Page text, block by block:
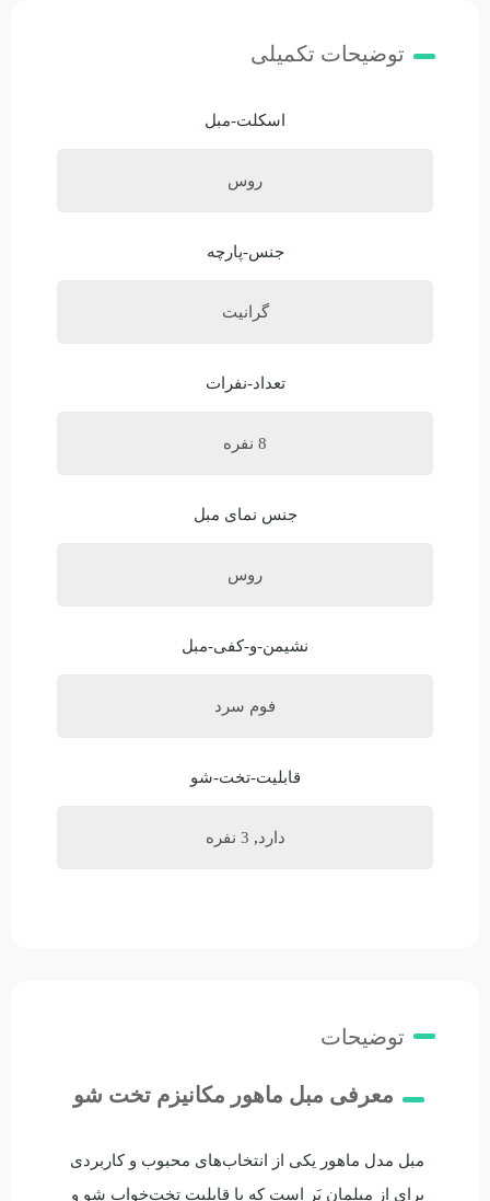
توضیحات تکمیلی
اسکلت-مبل
روس
جنس-پارچه
گرانیت
تعداد-نفرات
8 نفره
جنس نمای مبل
روس
نشیمن-و-کفی-مبل
فوم سرد
قابلیت-تخت-شو
دارد, 3 نفره
توضیحات
معرفی مبل ماهور مکانیزم تخت شو
مبل مدل ماهور یکی از انتخاب‌های محبوب و کاربردی
برای از مبلمان پَر است که با قابلیت تخت‌خواب شو و